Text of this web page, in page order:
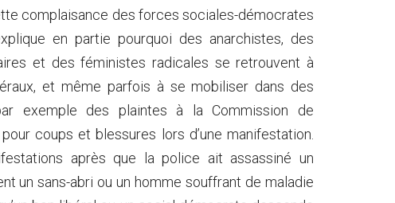
complaisance des forces sociales-démocrates
en partie pourquoi des anarchistes, des
et des féministes radicales se retrouvent à
et même parfois à se mobiliser dans des
exemple des plaintes à la Commission de
coups et blessures lors d’une manifestation.
après que la police ait assassiné un
un sans-abri ou un homme souffrant de maladie